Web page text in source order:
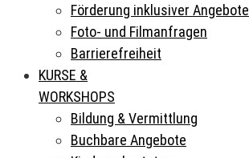
Förderung inklusiver Angebote
Foto- und Filmanfragen
Barrierefreiheit
KURSE &
WORKSHOPS
Bildung & Vermittlung
Buchbare Angebote